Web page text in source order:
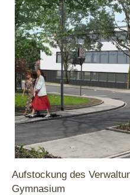
Aufstockung des
Gymnasium